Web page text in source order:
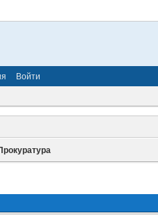
Войти